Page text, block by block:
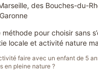
des Bouches-du-
pour choisir sans
locale et activité nature
faire avec un enfant de 5
en pleine nature ?